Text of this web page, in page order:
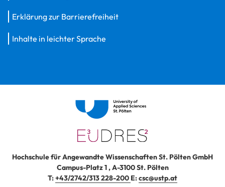
Erklärung zur Barrierefreiheit
Inhalte in leichter Sprache
Hochschule für Angewandte Wissenschaften St. Pölten GmbH
Campus-Platz 1,A-3100St. Pölten
T:+43/2742/313 228-200 E:csc@ustp.at